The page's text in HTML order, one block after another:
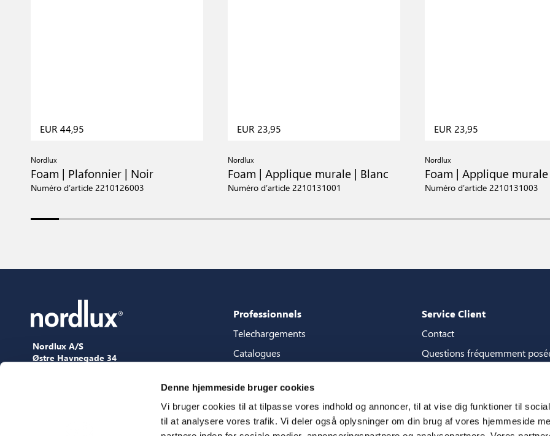
Denne hjemmeside bruger cookies
Vi bruger cookies til at tilpasse vores indhold og annoncer, til at vise dig funktioner til
til at analysere vores trafik. Vi deler også oplysninger om din brug af vores hjemmeside
EUR 44,95
Nordlux
Foam | Plafonnier | Noir
Numéro d’article 2210126003
EUR 23,95
Nordlux
Foam | Applique murale | Blanc
Numéro d’article 2210131001
EUR 23,95
Nordlux
Foam | Applique
Numéro d’article 2210131003
Nordlux A/S
Østre Havnegade 34
Professionnels
Telechargements
Catalogues
Guide de la boutique de contenu
Fichiers 3D
Presse
Service Client
Contact
Questions fréquemment
CSR